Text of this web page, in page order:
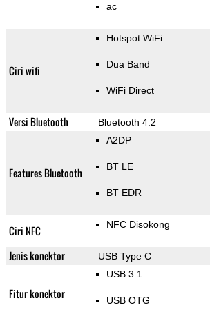
ac
Ciri wifi
Hotspot WiFi
Dua Band
WiFi Direct
Versi Bluetooth Bluetooth 4.2
Features Bluetooth
A2DP
BT LE
BT EDR
Ciri NFC NFC Disokong
Jenis konektor USB Type C
Fitur konektor
USB 3.1
USB OTG